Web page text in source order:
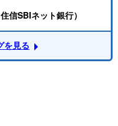
信SBIネット銀行）
を見る